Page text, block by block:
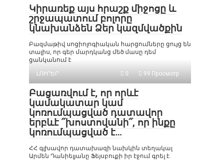
Կիրառեք այս հրաշք միջոցը և
շրջապատում բոլորը
կնախանձեն Ձեր կազմվածքին
Բազմաթիվ սոցիոլոգիական հարցումները ցույց են
տալիս, որ գեր մարդկանց մեծ մասը դեմ
ցանկանում է
ԼՈՒՐԵՐ
0 99 Просмотр
Բացառվում է, որ որևէ
կամակատար կամ
կոռումպացված դատավոր
երբևէ ՛՛խոստովանի՛՛, որ ինքը
կոռումպացված է…
ՀՀ գլխավոր դատախազի նախկին տեղակալ
Արմեն Դանիելյանը Ֆեյսբուքի իր էջում գրել է.